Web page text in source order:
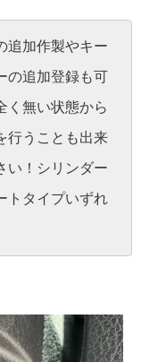
追加作製やキー
の追加登録も可
く無い状態から
行うことも出来
い！シリンダー
トタイプいずれ